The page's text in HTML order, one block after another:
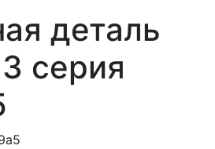
деталь
серия